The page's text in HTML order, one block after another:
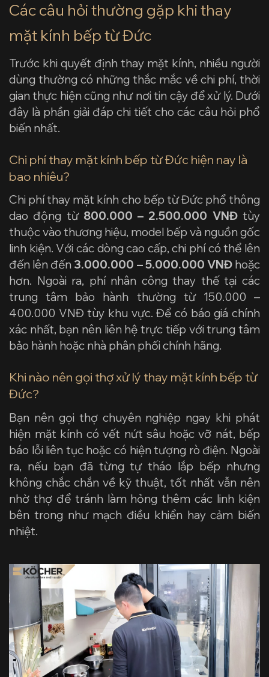
Các câu hỏi thường gặp khi thay
mặt kính bếp từ Đức
Trước khi quyết định thay mặt kính, nhiều người
dùng thường có những thắc mắc về chi phí, thời
gian thực hiện cũng như nơi tin cậy để xử lý. Dưới
đây là phần giải đáp chi tiết cho các câu hỏi phổ
biến nhất.
Chi phí thay mặt kính bếp từ Đức hiện nay là
bao nhiêu?
Chi phí thay mặt kính cho bếp từ Đức phổ thông
dao động từ 800.000 – 2.500.000 VNĐtùy
thuộc vào thương hiệu, model bếp và nguồn gốc
linh kiện. Với các dòng cao cấp, chi phí có thể lên
đến lên đến 3.000.000 – 5.000.000 VNĐhoặc
hơn. Ngoài ra, phí nhân công thay thế tại các
trung tâm bảo hành thường từ 150.000 –
400.000 VNĐ tùy khu vực. Để có báo giá chính
xác nhất, bạn nên liên hệ trực tiếp với trung tâm
bảo hành hoặc nhà phân phối chính hãng.
Khi nào nên gọi thợ xử lý thay mặt kính bếp từ
Đức?
Bạn nên gọi thợ chuyên nghiệp ngay khi phát
hiện mặt kính có vết nứt sâu hoặc vỡ nát, bếp
báo lỗi liên tục hoặc có hiện tượng rò điện. Ngoài
ra, nếu bạn đã từng tự tháo lắp bếp nhưng
không chắc chắn về kỹ thuật, tốt nhất vẫn nên
nhờ thợ để tránh làm hỏng thêm các linh kiện
bên trong như mạch điều khiển hay cảm biến
nhiệt.